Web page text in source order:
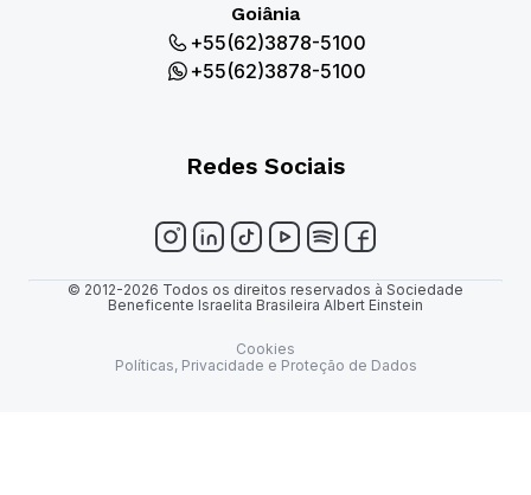
Goiânia
+55(62)3878-5100
+55(62)3878-5100
Redes Sociais
© 2012-2026 Todos os direitos reservados à Sociedade
Beneficente Israelita Brasileira Albert Einstein
Cookies
Políticas, Privacidade e Proteção de Dados